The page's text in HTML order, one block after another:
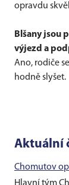
opravdu
Blšany jsou
výjezd a
Ano, rodiče
hodně slyšet.
Aktuální
Chomutov